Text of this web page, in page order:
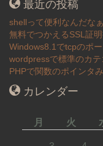
最近の投稿
shellって便利なんだなぁ
無料でつかえるSSL証
Windows8.1でtcpのポ
wordpressで標準のカ
PHPで関数のポインタ
カレンダー
月
火